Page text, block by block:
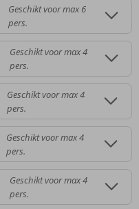
Geschikt voor max 6
pers.
Geschikt voor max 4
pers.
Geschikt voor max 4
pers.
Geschikt voor max 4
pers.
Geschikt voor max 4
pers.